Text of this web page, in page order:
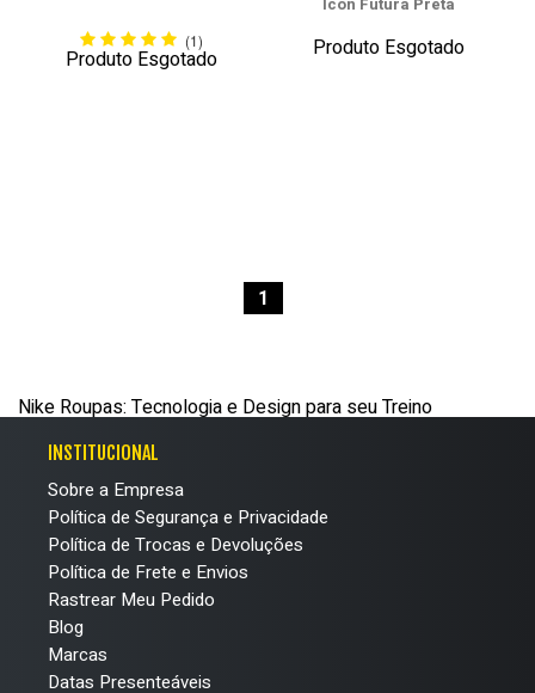
(1)
Produto Esgotado Produto Esgotado
1
Nike Roupas: Tecnologia e Design para seu Treino
INSTITUCIONAL
Sobre a Empresa
Política de Segurança e Privacidade
Política de Trocas e Devoluções
Política de Frete e Envios
Rastrear Meu Pedido
Blog
Marcas
Datas Presenteáveis